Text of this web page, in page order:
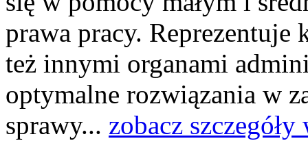
prawa pracy. Reprezentuje
też innymi organami
optymalne rozwiązania w
sprawy... zobacz